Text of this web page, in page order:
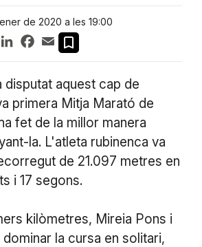
de 2020 a les 19:00
TelegramLinkedInFacebook
Email
disputat aquest cap de
primera Mitja Marató de
fet de la millor manera
la. L'atleta rubinenca va
de 21.097 metres en
i 17 segons.
kilòmetres, Mireia Pons i
dominar la cursa en solitari,